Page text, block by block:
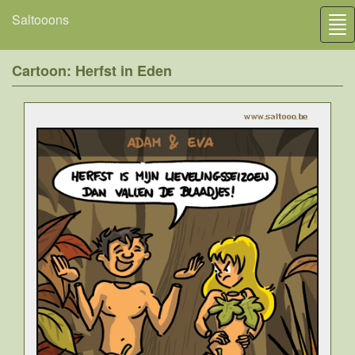
Saltooons
Cartoon: Herfst in Eden